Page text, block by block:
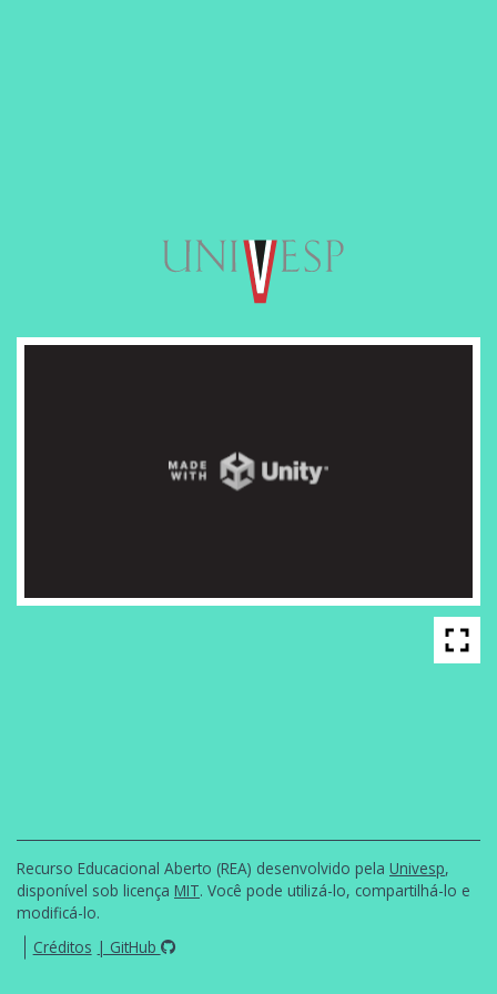
fullscreen
Recurso Educacional Aberto (REA) desenvolvido pela Univesp,
disponível sob licença MIT. Você pode utilizá-lo, compartilhá-lo e
modificá-lo.
Créditos | GitHub